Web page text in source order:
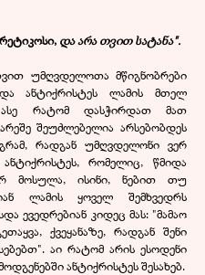
და არა თვით სატანა".
უმღვდელოთა მწიგნობრები
და ანტიქრისტეს ლამის მთელ
ასე რატომ დასჭირდათ მათ
შეუძლებელია არსებობდეს
რადგან უმღვდელონი ვერ
რომელიც, წმიდა
მოსულა, ისინი, ნებით თუ
ლამის ყოველ შემხვედრს
ევედრებიან კიდეც მას: "მამაო
ქვეყანაზე, რადგან შენი
აი რატომ არის ესოდენი
ანტიქრისტეს შესახებ.